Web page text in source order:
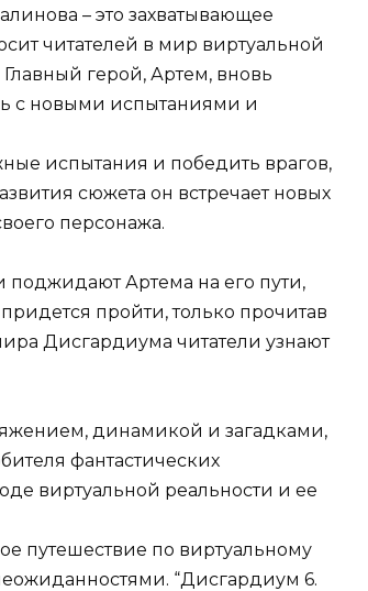
– это захватывающее
читателей в мир виртуальной
герой, Артем, вновь
с новыми испытаниями и
испытания и победить врагов,
сюжета он встречает новых
персонажа.
поджидают Артема на его пути,
пройти, только прочитав
Дисгардиума читатели узнают
динамикой и загадками,
фантастических
виртуальной реальности и ее
путешествие по виртуальному
“Дисгардиум 6.